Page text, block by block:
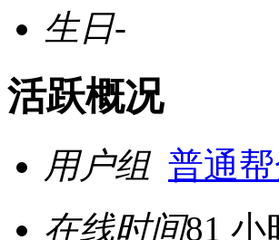
生日-
活跃概况
用户组 普通
在线时间81 小